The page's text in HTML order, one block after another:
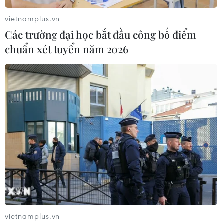
đầu vụ đâm dao ở trung tâm London
Ba Lan thảo luận việc thành lập căn
cứ quân sự thường trực với Mỹ
06/08/2026 00:06
Liên hợp quốc: Xung đột Ukraine trải
qua tháng đẫm máu nhất
05/08/2026 23:47
Đức điều tra vụ UAV gắn thuốc nổ
vietnamplus.vn
Các trường đại học bắt đầu công bố điểm
chuẩn xét tuyển năm 2026
vietnamplus.vn